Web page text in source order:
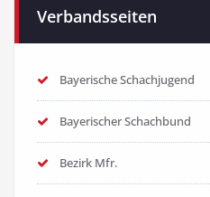
Verbandsseiten
Bayerische Schachjugend
Bayerischer Schachbund
Bezirk Mfr.